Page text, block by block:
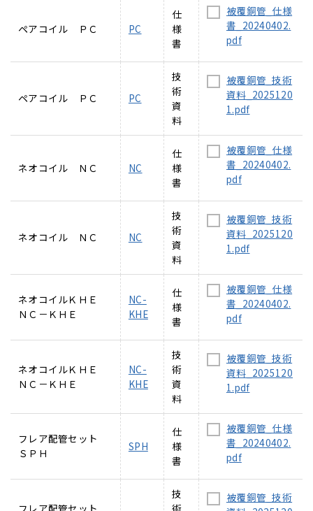
ペアコイル ＰＣ PC
仕
様
書
被覆銅管_仕様
書_20240402.
pdf
ペアコイル ＰＣ PC
技
術
資
料
被覆銅管_技術
資料_2025120
1.pdf
ネオコイル ＮＣ NC
仕
様
書
被覆銅管_仕様
書_20240402.
pdf
ネオコイル ＮＣ NC
技
術
資
料
被覆銅管_技術
資料_2025120
1.pdf
ネオコイルＫＨＥ
ＮＣ－ＫＨＥ
NC-
KHE
仕
様
書
被覆銅管_仕様
書_20240402.
pdf
ネオコイルＫＨＥ
ＮＣ－ＫＨＥ
NC-
KHE
技
術
資
料
被覆銅管_技術
資料_2025120
1.pdf
フレア配管セット
ＳＰＨ
SPH
仕
様
書
被覆銅管_仕様
書_20240402.
pdf
技
被覆銅管_技術